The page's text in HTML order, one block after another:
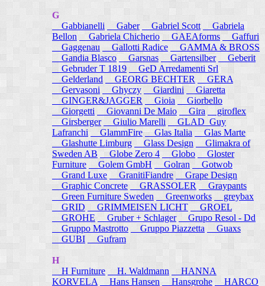
G
Gabbianelli
Gaber Gabriel Scott
Gabriela
Bellon
Gabriela Chicherio GAEAforms
Gaffuri
Gaggenau
Gallotti Radice
GAMMA & BROSS
Gandia Blasco
Garsnas Gartensilber
Geberit
Gebruder T 1819
GeD Arredamenti Srl
Gelderland
GEORG BECHTER
GERA
Gervasoni
Ghyczy Giardini
Giaretta
GINGER&JAGGER
Gioia
Giorbello
Giorgetti
Giovanni De Maio Gira
giroflex
Girsberger
Giulio Marelli
GLAD_Guy
Lafranchi
GlammFire Glas Italia
Glas Marte
Glashutte Limburg
Glass Design
Glimakra of
Sweden AB
Globe Zero 4 Globo
Gloster
Furniture
Golem GmbH Golran
Gotwob
Grand Luxe
GranitiFiandre
Grape Design
Graphic Concrete
GRASSOLER
Graypants
Green Furniture Sweden
Greenworks
greybax
GRID
GRIMMEISEN LICHT
GROEL
GROHE
Gruber + Schlager
Grupo Resol - Dd
Gruppo Mastrotto
Gruppo Piazzetta
Guaxs
GUBI
Gufram
H
H Furniture
H. Waldmann
HANNA
KORVELA
Hans Hansen Hansgrohe HARCO